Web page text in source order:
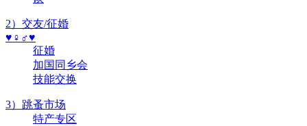
2）交友/征婚
♥♀♂♥
征婚
加国同乡会
技能交换
3）跳蚤市场
特产专区